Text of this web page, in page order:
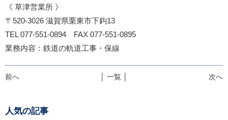
《 草津営業所 》
〒520-3026 滋賀県栗東市下鈎13
TEL 077-551-0894 FAX 077-551-0895
業務内容：鉄道の軌道工事・保線
前へ 次へ
│ 一覧 │
人気の記事